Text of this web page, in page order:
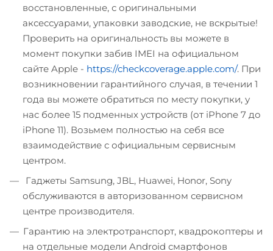
восстановленные, с оригинальными
аксессуарами, упаковки заводские, не вскрытые!
Проверить на оригинальность вы можете в
момент покупки забив IMEI на официальном
сайте Apple - https://checkcoverage.apple.com/. При
возникновении гарантийного случая, в течении 1
года вы можете обратиться по месту покупки, у
нас более 15 подменных устройств (от iPhone 7 до
iPhone 11). Возьмем полностью на себя все
взаимодействие с официальным сервисным
центром.
Гаджеты Samsung, JBL, Huawei, Honor, Sony
обслуживаются в авторизованном сервисном
центре производителя.
Гарантию на электротранспорт, квадрокоптеры и
на отдельные модели Android смартфонов